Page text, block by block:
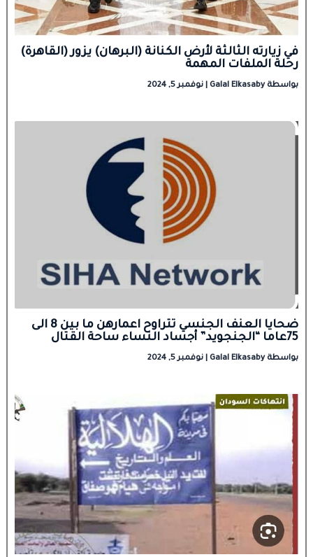
في زيارته الثالثة لأرض الكنانة (البرهان) يزور (القاهرة)
رحلة الملفات المهمة
بواسطة Galal Elkasaby نوفمبر 5, 2024
ضحايا العنف الجنسي تتراوح اعمارهن ما بين 8 الى
75عاما “الجنجويد” أجساد النساء ساحة القتال
بواسطة Galal Elkasaby نوفمبر 5, 2024